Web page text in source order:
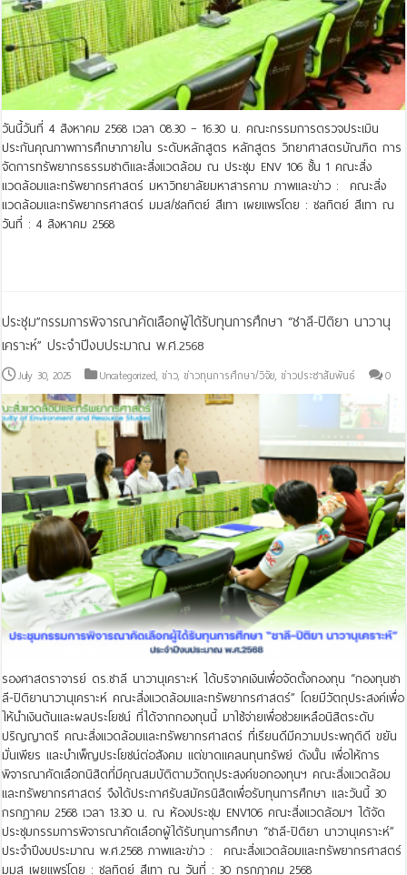
วันนี้วันที่ 4 สิงหาคม 2568 เวลา 08.30 – 16.30 น. คณะกรรมการตรวจประเมิน
ประกันคุณภาพการศึกษาภายใน ระดับหลักสูตร หลักสูตร วิทยาศาสตรบัณฑิต การ
จัดการทรัพยากรธรรมชาติและสิ่งแวดล้อม ณ ประชุม ENV 106 ชั้น 1 คณะสิ่ง
แวดล้อมและทรัพยากรศาสตร์ มหาวิทยาลัยมหาสารคาม ภาพและข่าว : คณะสิ่ง
แวดล้อมและทรัพยากรศาสตร์ มมส/ชลทิตย์ สีเทา เผยแพร่โดย : ชลทิตย์ สีเทา ณ
วันที่ : 4 สิงหาคม 2568
ประชุม”กรรมการพิจารณาคัดเลือกผู้ได้รับทุนการศึกษา “ชาลี-ปิติยา นาวานุ
เคราะห์” ประจำปีงบประมาณ พ.ศ.2568
July 30, 2025 Uncategorized,ข่าว,ข่าวทุนการศึกษา/วิจัย,ข่าวประชาสัมพันธ์ 0
รองศาสตราจารย์ ดร.ชาลี นาวานุเคราะห์ ได้บริจาคเงินเพื่อจัดตั้งกองทุน “กองทุนชา
ลี-ปิติยานาวานุเคราะห์ คณะสิ่งแวดล้อมและทรัพยากรศาสตร์” โดยมีวัตถุประสงค์เพื่อ
ให้นำเงินต้นและผลประโยชน์ ที่ได้จากกองทุนนี้ มาใช้จ่ายเพื่อช่วยเหลือนิสิตระดับ
ปริญญาตรี คณะสิ่งแวดล้อมและทรัพยากรศาสตร์ ที่ิเรียนดีมีความประพฤติดี ขยัน
มั่นเพียร และบำเพ็ญประโยชน์ต่อสังคม แต่ขาดแคลนทุนทรัพย์ ดังนั้น เพื่อให้การ
พิจารณาคัดเลือกนิสิตที่มีคุณสมบัติตามวัตถุประสงค์ขอกองทุนฯ คณะสิ่งแวดล้อม
และทรัพยากรศาสตร์ จึงได้ประกาศรับสมัครนิสิตเพื่อรับทุนการศึกษา และวันนี้ 30
กรกฎาคม 2568 เวลา 13.30 น. ณ ห้องประชุม ENV106 คณะสิ่งแวดล้อมฯ ได้จัด
ประชุมกรรมการพิจารณาคัดเลือกผู้ได้รับทุนการศึกษา “ชาลี-ปิติยา นาวานุเคราะห์”
ประจำปีงบประมาณ พ.ศ.2568 ภาพและข่าว : คณะสิ่งแวดล้อมและทรัพยากรศาสตร์
มมส เผยแพร่โดย : ชลทิตย์ สีเทา ณ วันที่ : 30 กรกฎาคม 2568